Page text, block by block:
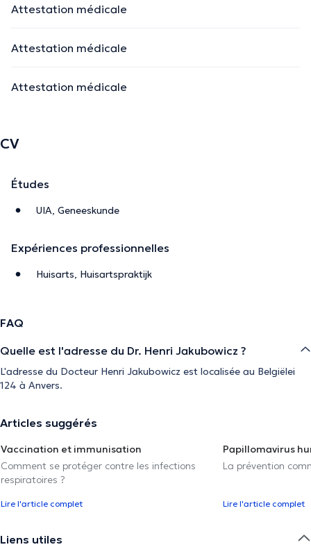
Attestation médicale
Attestation médicale
Attestation médicale
CV
Études
UIA, Geneeskunde
Expériences professionnelles
Huisarts, Huisartspraktijk
FAQ
Quelle est l'adresse du Dr. Henri Jakubowicz ?
L'adresse du Docteur Henri Jakubowicz est localisée au Belgiëlei
124 à Anvers.
Articles suggérés
Vaccination et immunisation
Comment se protéger contre les infections
respiratoires ?
Lire l'article complet
Papillomavirus
La prévention
Lire l'article complet
Liens utiles